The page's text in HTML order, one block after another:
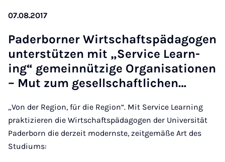
07.08.2017
Pader­borner Wirtschaft­späd­agogen
un­ter­stützen mit „Ser­vice Learn­
ing“ ge­mein­nützige Or­gan­isa­tion­en
– Mut zum gesell­schaft­lichen…
„Von der Region, für die Region“. Mit Service Learning
praktizieren die Wirtschaftspädagogen der Universität
Paderborn die derzeit modernste, zeitgemäße Art des
Studiums: